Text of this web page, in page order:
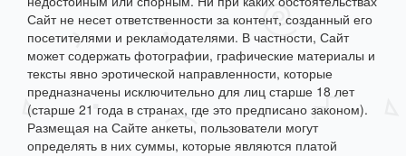
Сайт не несет ответственности за контент, созданный его
посетителями и рекламодателями. В частности, Сайт
может содержать фотографии, графические материалы и
тексты явно эротической направленности, которые
предназначены исключительно для лиц старше 18 лет
(старше 21 года в странах, где это предписано законом).
Размещая на Сайте анкеты, пользователи могут
определять в них суммы, которые являются платой